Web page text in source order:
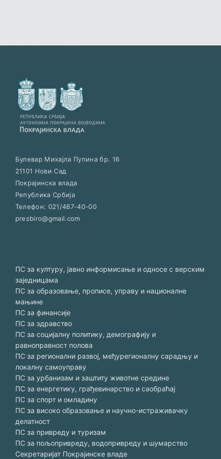
ПС за културу, јавно информисање и односе с верским
заједницама
ПС за образовање, прописе, управу и националне
мањине
ПС за финансије
ПС за здравство
ПС за социјалну политику, демографију и
равноправност полова
ПС за регионални развој, међурегионалну сарадњу и
локалну самоуправу
ПС за урбанизам и заштиту животне средине
ПС за енергетику, грађевинарство и саобраћај
ПС за спорт и омладину
ПС за високо образовање и научно-истраживачку
делатност
ПС за привреду и туризам
ПС за пољопривреду, водопривреду и шумарство
Секретаријат Покрајинске владе
Булевар Михајла Пупина бр. 16
21101 Нови Сад
Покрајинска влада
Република Србија
Телефон: 021/487-40-00
presbiro@gmail.com